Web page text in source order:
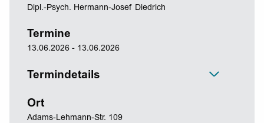
Dipl.-Psych. Hermann-Josef Diedrich
Termine
13.06.2026 - 13.06.2026
Termindetails
Ort
Adams-Lehmann-Str. 109